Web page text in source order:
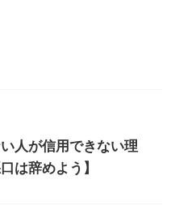
人が信用できない理
は辞めよう】